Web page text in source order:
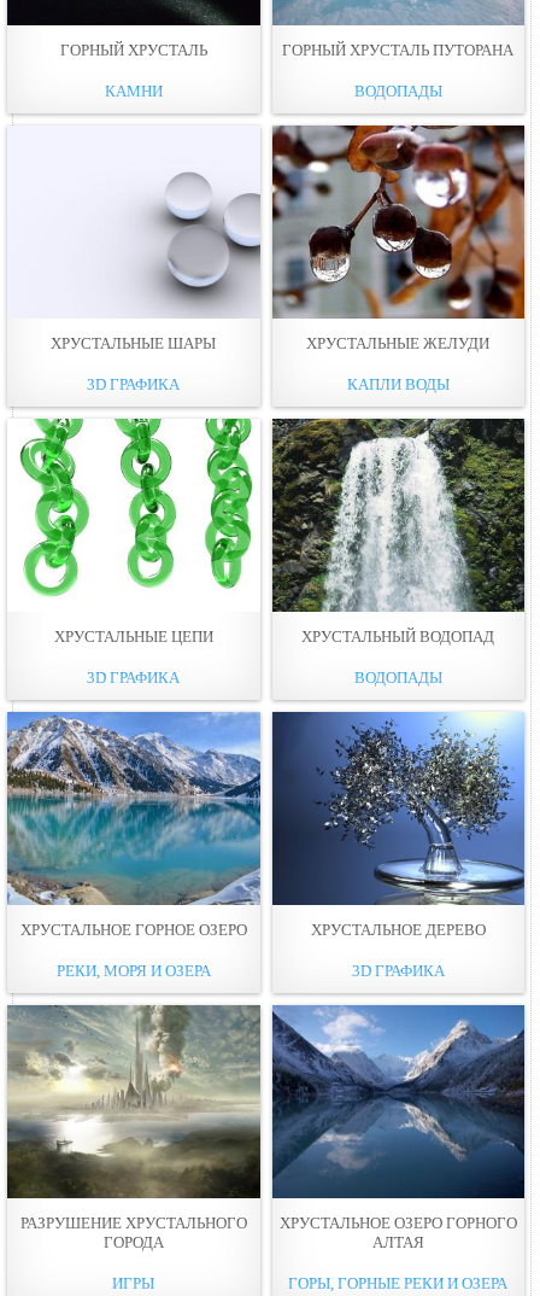
ГОРНЫЙ ХРУСТАЛЬ
КАМНИ
ГОРНЫЙ ХРУСТАЛЬ ПУТОРАНА
ВОДОПАДЫ
ХРУСТАЛЬНЫЕ ШАРЫ
3D ГРАФИКА
ХРУСТАЛЬНЫЕ ЖЕЛУДИ
КАПЛИ ВОДЫ
ХРУСТАЛЬНЫЕ ЦЕПИ
3D ГРАФИКА
ХРУСТАЛЬНЫЙ ВОДОПАД
ВОДОПАДЫ
ХРУСТАЛЬНОЕ ГОРНОЕ ОЗЕРО
РЕКИ, МОРЯ И ОЗЕРА
ХРУСТАЛЬНОЕ ДЕРЕВО
3D ГРАФИКА
РАЗРУШЕНИЕ ХРУСТАЛЬНОГО
ГОРОДА
ИГРЫ
ХРУСТАЛЬНОЕ ОЗЕРО ГОРНОГО
АЛТАЯ
ГОРЫ, ГОРНЫЕ РЕКИ И ОЗЕРА